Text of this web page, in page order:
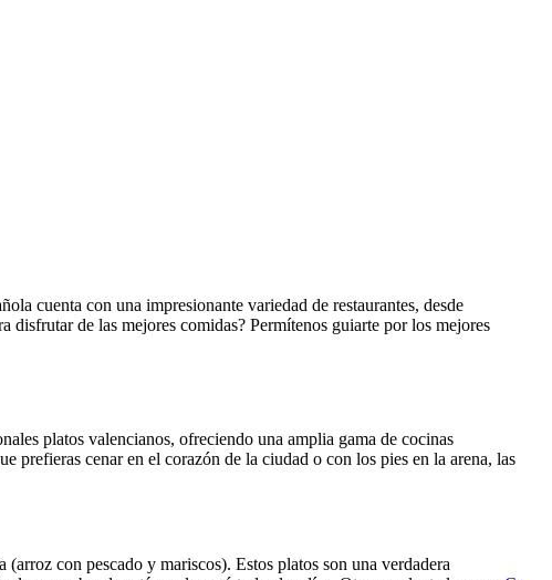
cuenta con una impresionante variedad de restaurantes, desde
de las mejores comidas? Permítenos guiarte por los mejores
platos valencianos, ofreciendo una amplia gama de cocinas
prefieras cenar en el corazón de la ciudad o con los pies en la arena, las
con pescado y mariscos). Estos platos son una verdadera